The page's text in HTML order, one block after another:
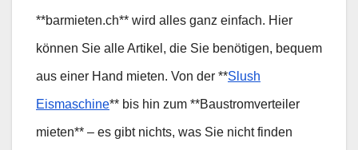
**barmieten.ch** wird alles ganz einfach. Hier
können Sie alle Artikel, die Sie benötigen, bequem
aus einer Hand mieten. Von der **Slush
Eismaschine** bis hin zum **Baustromverteiler
mieten** – es gibt nichts, was Sie nicht finden